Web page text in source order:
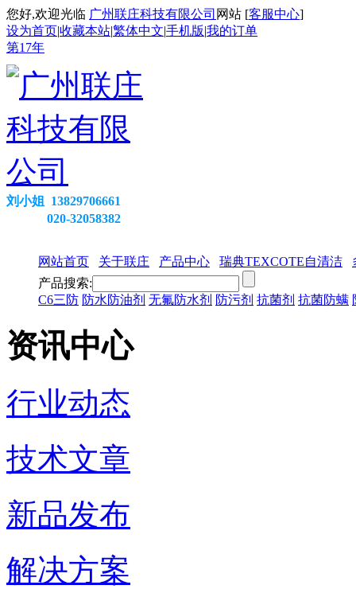
您好,欢迎光临 广州联庄科技有限公司 网站 [客服中心]
设为首页|收藏本站|繁体中文|手机版|我的订单
第17年
刘小姐 13829706661
020-32058382
网站首页 关于联庄 产品中心 瑞典TEXCOTE自清洁
产品搜索:
C6三防 防水防油剂 无氟防水剂 防污剂 抗菌剂 抗菌防螨
资讯中心
行业动态
技术文章
新品发布
解决方案